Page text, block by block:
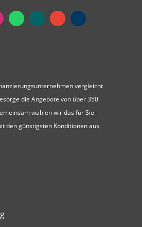
vergleicht
die Angebote von über 350
wählen wir das für Sie
den günstigsten Konditionen aus.